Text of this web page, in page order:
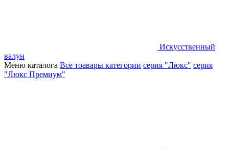
Искусственный
валун
Меню каталога Все тоавары категории серия "Люкс" серия
"Люкс Премиум"